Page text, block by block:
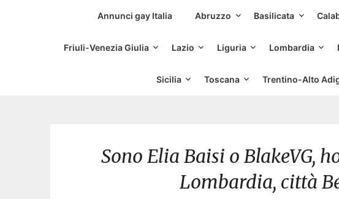
Siti Incontri Gay
Annunci gay Italia Abruzzo Basilicata
Friuli-Venezia Giulia Lazio Liguria Lombardia
Sicilia Toscana Trentino-Alto
Sono Elia Baisi o BlakeVG,
Lombardia, città